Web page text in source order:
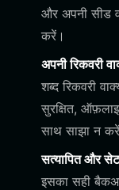
और अपनी सीड
करें।
अपनी रिकवरी
शब्द रिकवरी
सुरक्षित,
साथ साझा न
सत्यापित और
इसका सही